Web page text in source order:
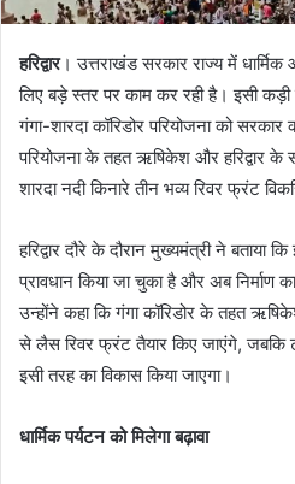
हरिद्वार। उत्तराखंड सरकार राज्य में
लिए बड़े स्तर पर काम कर रही है। इसी कड़ी
गंगा-शारदा कॉरिडोर परियोजना को
परियोजना के तहत ऋषिकेश और हरिद्वार
शारदा नदी किनारे तीन भव्य रिवर फ्रंट
हरिद्वार दौरे के दौरान मुख्यमंत्री ने
प्रावधान किया जा चुका है और अब निर्माण
उन्होंने कहा कि गंगा कॉरिडोर के तहत
से लैस रिवर फ्रंट तैयार किए जाएंगे, जबकि
इसी तरह का विकास किया जाएगा।
धार्मिक पर्यटन को मिलेगा बढ़ावा